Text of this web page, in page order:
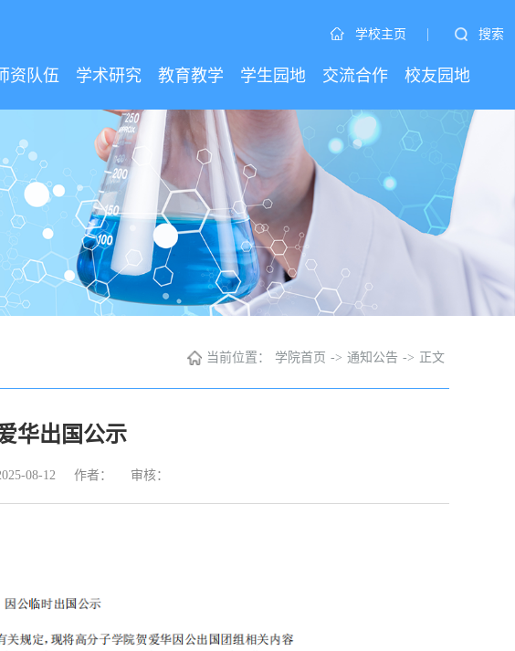
学校主页 | 搜索
资队伍 学术研究 教育教学 学生园地 交流合作 校友园地
当前位置： 学院首页 -> 通知公告 -> 正文
华出国公示
08-12 作者： 审核：